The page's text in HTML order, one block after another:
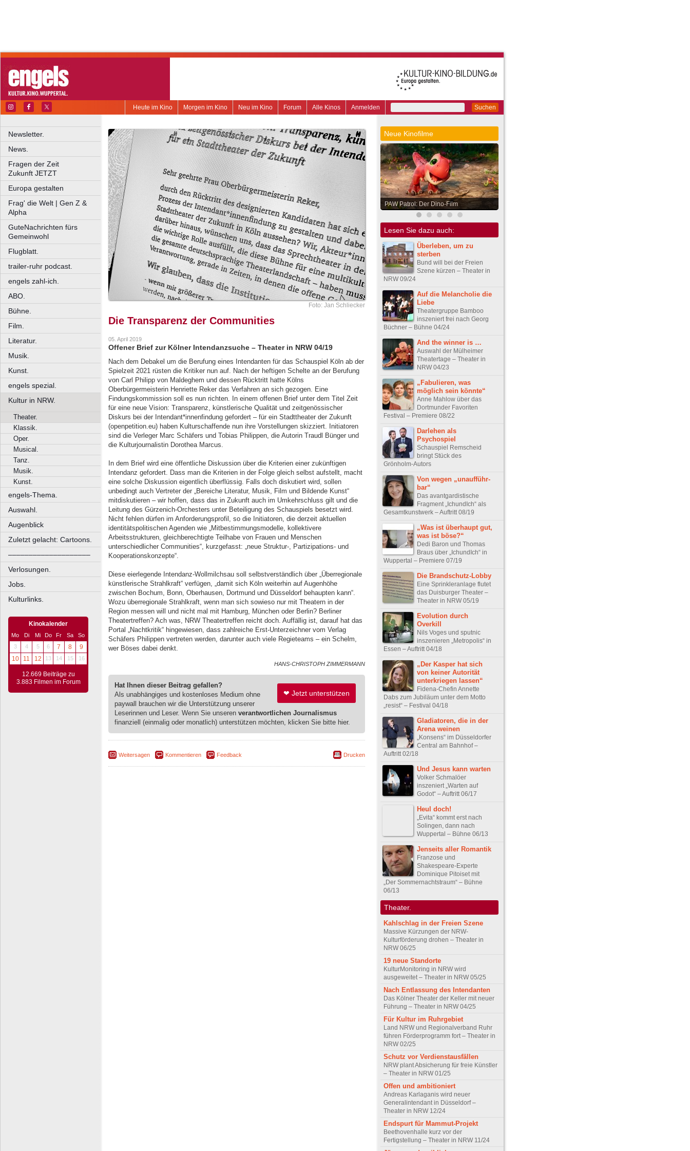
Suchen
Anmelden
Alle Kinos
Forum
Neu im Kino
Morgen im Kino
Heute im Kino
Newsletter.
News.
Fragen der Zeit
Zukunft JETZT
Europa gestalten
Frag' die Welt | Gen Z &
Alpha
GuteNachrichten fürs
Gemeinwohl
Flugblatt.
trailer-ruhr podcast.
engels zahl-ich.
ABO.
Bühne.
Film.
Literatur.
Musik.
Kunst.
engels spezial.
Kultur in NRW.
Theater.
Klassik.
Oper.
Musical.
Tanz.
Musik.
Kunst.
engels-Thema.
Auswahl.
Augenblick
Zuletzt gelacht: Cartoons.
––––––––––––––––––––
Verlosungen.
Jobs.
Kulturlinks.
Kinokalender
Mo Di Mi Do Fr Sa
So
3
4 5 6 7 8
9
10
11 12 13 14 15 16
12.669 Beiträge zu
3.883 Filmen im Forum
Foto: Jan Schliecker
Die Transparenz der Communities
05. April 2019
Offener Brief zur Kölner Intendanzsuche – Theater in NRW 04/19
Nach dem Debakel um die Berufung eines Intendanten für das Schauspiel Köln ab der
Spielzeit 2021 rüsten die Kritiker nun auf. Nach der heftigen Schelte an der Berufung
von Carl Philipp von Maldeghem und dessen Rücktritt hatte Kölns
Oberbürgermeisterin Henriette Reker das Verfahren an sich gezogen. Eine
Findungskommission soll es nun richten. In einem offenen Brief unter dem Titel Zeit
für eine neue Vision: Transparenz, künstlerische Qualität und zeitgenössischer
Diskurs bei der Intendant*innenfindung gefordert – für ein Stadttheater der Zukunft
(openpetition.eu) haben Kulturschaffende nun ihre Vorstellungen skizziert. Initiatoren
sind die Verleger Marc Schäfers und Tobias Philippen, die Autorin Traudl Bünger und
die Kulturjournalistin Dorothea Marcus.
In dem Brief wird eine öffentliche Diskussion über die Kriterien einer zukünftigen
Intendanz gefordert. Dass man die Kriterien in der Folge gleich selbst aufstellt, macht
eine solche Diskussion eigentlich überflüssig. Falls doch diskutiert wird, sollen
unbedingt auch Vertreter der „Bereiche Literatur, Musik, Film und Bildende Kunst“
mitdiskutieren – wir hoffen, dass das in Zukunft auch im Umkehrschluss gilt und die
Leitung des Gürzenich-Orchesters unter Beteiligung des Schauspiels besetzt wird.
Nicht fehlen dürfen im Anforderungsprofil, so die Initiatoren, die derzeit aktuellen
identitätspolitischen Agenden wie „Mitbestimmungsmodelle, kollektivere
Arbeitsstrukturen, gleichberechtigte Teilhabe von Frauen und Menschen
unterschiedlicher Communities“, kurzgefasst: „neue Struktur-, Partizipations- und
Kooperationskonzepte“.
Diese eierlegende Intendanz-Wollmilchsau soll selbstverständlich über „Überregionale
künstlerische Strahlkraft“ verfügen, „damit sich Köln weiterhin auf Augenhöhe
zwischen Bochum, Bonn, Oberhausen, Dortmund und Düsseldorf behaupten kann“.
Wozu überregionale Strahlkraft, wenn man sich sowieso nur mit Theatern in der
Region messen will und nicht mal mit Hamburg, München oder Berlin? Berliner
Theatertreffen? Ach was, NRW Theatertreffen reicht doch. Auffällig ist, darauf hat das
Portal „Nachtkritik“ hingewiesen, dass zahlreiche Erst-Unterzeichner vom Verlag
Schäfers Philippen vertreten werden, darunter auch viele Regieteams – ein Schelm,
wer Böses dabei denkt.
HANS-CHRISTOPH ZIMMERMANN
❤ Jetzt unterstützen
Hat Ihnen dieser Beitrag gefallen?
Als unabhängiges und kostenloses Medium ohne
paywall brauchen wir die Unterstützung unserer
Leserinnen und Leser. Wenn Sie unseren verantwortlichen Journalismus
finanziell (einmalig oder monatlich) unterstützen möchten, klicken Sie bitte hier.
Weitersagen Kommentieren Feedback Drucken
Neue Kinofilme
PAW Patrol: Der Dino-Film
Lesen Sie dazu auch:
Überleben, um zu
sterben
Bund will bei der Freien
Szene kürzen – Theater in
NRW 09/24
Auf die Melancholie die
Liebe
Theatergruppe Bamboo
inszeniert frei nach Georg
Büchner – Bühne 04/24
And the winner is …
Auswahl der Mülheimer
Theatertage – Theater in
NRW 04/23
„Fabulieren, was
möglich sein könnte“
Anne Mahlow über das
Dortmunder Favoriten
Festival – Premiere 08/22
Darlehen als
Psychospiel
Schauspiel Remscheid
bringt Stück des
Grönholm-Autors
Von wegen „un­auf­führ­
bar“
Das avantgardistische
Fragment „IchundIch“ als
Gesamtkunstwerk – Auftritt 08/19
„Was ist überhaupt gut,
was ist böse?“
Dedi Baron und Thomas
Braus über „IchundIch“ in
Wuppertal – Premiere 07/19
Die Brandschutz-Lobby
Eine Sprinkleranlage flutet
das Duisburger Theater –
Theater in NRW 05/19
Evolution durch
Overkill
Nils Voges und sputnic
inszenieren „Metropolis“ in
Essen – Auftritt 04/18
„Der Kasper hat sich
von keiner Autorität
unterkriegen lassen“
Fidena-Chefin Annette
Dabs zum Jubiläum unter dem Motto
„resist“ – Festival 04/18
Gladiatoren, die in der
Arena weinen
„Konsens“ im Düsseldorfer
Central am Bahnhof –
Auftritt 02/18
Und Jesus kann warten
Volker Schmalöer
inszeniert „Warten auf
Godot“ – Auftritt 06/17
Heul doch!
„Evita“ kommt erst nach
Solingen, dann nach
Wuppertal – Bühne 06/13
Jenseits aller Romantik
Franzose und
Shakespeare-Experte
Dominique Pitoiset mit
„Der Sommernachtstraum“ – Bühne
06/13
Theater.
Kahlschlag in der Freien Szene
Massive Kürzungen der NRW-
Kulturförderung drohen – Theater in
NRW 06/25
19 neue Standorte
KulturMonitoring in NRW wird
ausgeweitet – Theater in NRW 05/25
Nach Entlassung des Intendanten
Das Kölner Theater der Keller mit neuer
Führung – Theater in NRW 04/25
Für Kultur im Ruhrgebiet
Land NRW und Regionalverband Ruhr
führen Förderprogramm fort – Theater in
NRW 02/25
Schutz vor Verdienstausfällen
NRW plant Absicherung für freie Künstler
– Theater in NRW 01/25
Offen und ambitioniert
Andreas Karlaganis wird neuer
Generalintendant in Düsseldorf –
Theater in NRW 12/24
Endspurt für Mammut-Projekt
Beethovenhalle kurz vor der
Fertigstellung – Theater in NRW 11/24